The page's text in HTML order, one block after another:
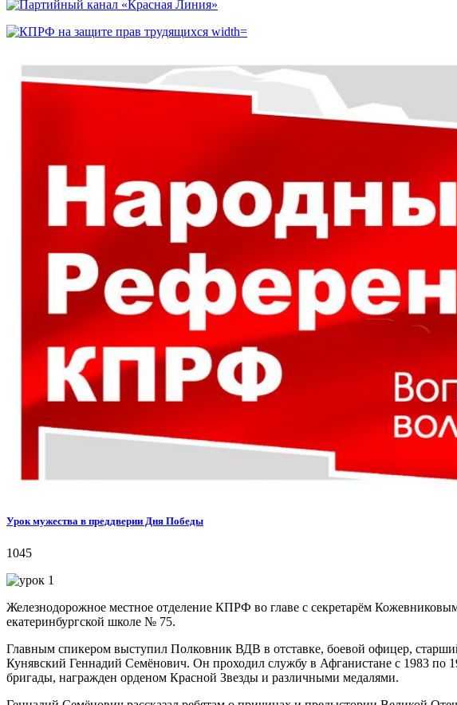
Урок мужества в преддверии Дня Победы
1045
Железнодорожное местное отделение КПРФ во главе с секретарём
екатеринбургской школе № 75.
Главным спикером выступил Полковник ВДВ в отставке, боевой офицер,
Кунявский Геннадий Семёнович. Он проходил службу в Афганистане с 1983 по
бригады, награжден орденом Красной Звезды и различными медалями.